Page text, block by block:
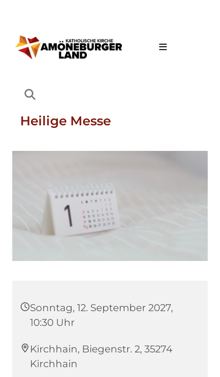
Heilige Messe
Sonntag, 12. September 2027,
10:30 Uhr
Kirchhain, Biegenstr. 2, 35274
Kirchhain